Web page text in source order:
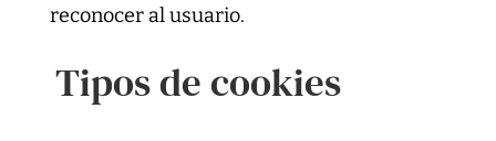
reconocer al usuario.
Tipos de cookies